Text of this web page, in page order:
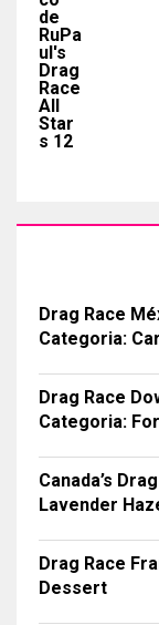
Drag Race
Categoria:
Drag Race
Categoria:
Canada’s
Lavender
Drag Race
Dessert